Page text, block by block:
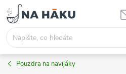
Přejít
na
obsah
Pouzdra na navijáky